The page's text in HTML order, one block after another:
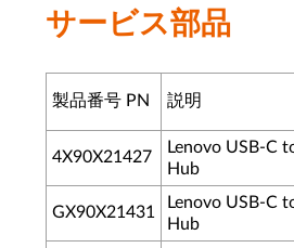
サービス部品
製品番号 PN 説明
4X90X21427
Lenovo USB-C
Hub
GX90X21431
Lenovo USB-C
Hub